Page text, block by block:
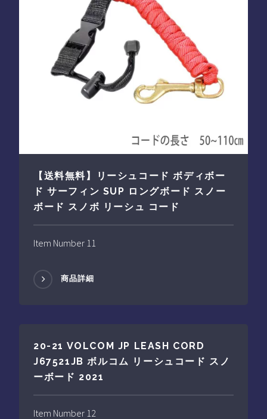
【送料無料】リーシュコード ボディボー
ド サーフィン SUP ロングボード スノー
ボード スノボ リーシュ コード
Item Number 11
商品詳細
20-21 VOLCOM JP LEASH CORD
J67521JB ボルコム リーシュコード スノ
ーボード 2021
Item Number 12